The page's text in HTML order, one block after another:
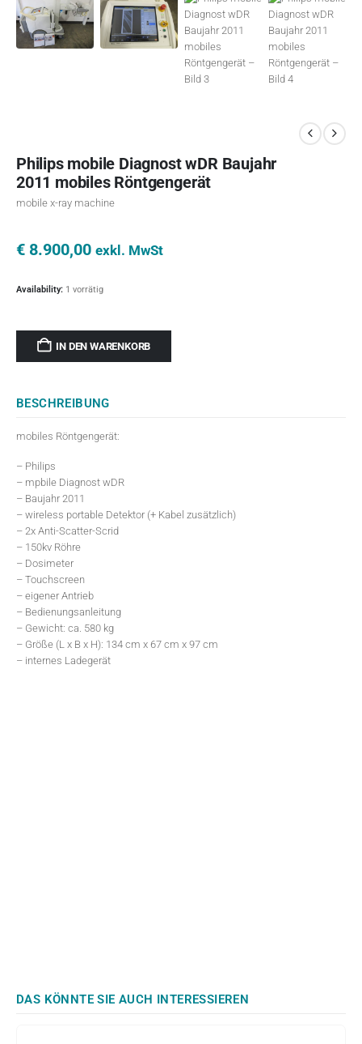
Philips mobile Diagnost wDR Baujahr
2011 mobiles Röntgengerät
mobile x-ray machine
€ 8.900,00 exkl. MwSt
Availability: 1 vorrätig
IN DEN WARENKORB
BESCHREIBUNG
mobiles Röntgengerät:
– Philips
– mpbile Diagnost wDR
– Baujahr 2011
– wireless portable Detektor (+ Kabel zusätzlich)
– 2x Anti-Scatter-Scrid
– 150kv Röhre
– Dosimeter
– Touchscreen
– eigener Antrieb
– Bedienungsanleitung
– Gewicht: ca. 580 kg
– Größe (L x B x H): 134 cm x 67 cm x 97 cm
– internes Ladegerät
DAS KÖNNTE SIE AUCH INTERESSIEREN